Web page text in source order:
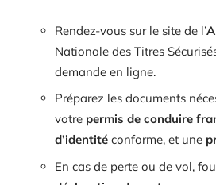
Rendez-vous sur le site de l’
Nationale des Titres
demande en ligne.
Préparez les documents
votre permis de conduire
d’identité conforme, et une
En cas de perte ou de vol,